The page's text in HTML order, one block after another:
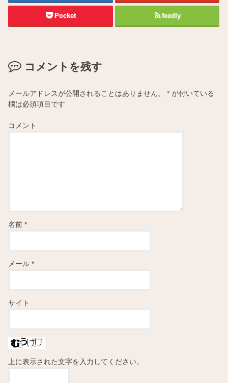
Pocket feedly
コメントを残す
メールアドレスが公開されることはありません。 * が付いている
欄は必須項目です
コメント
名前*
メール*
サイト
上に表示された文字を入力してください。